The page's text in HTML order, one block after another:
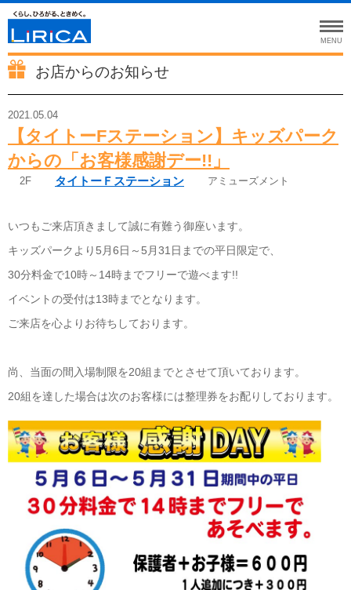
MENU
お店からのお知らせ
2021.05.04
【タイトーFステーション】キッズパーク
からの「お客様感謝デー!!」
2F タイトーＦステーション アミューズメント
いつもご来店頂きまして誠に有難う御座います。
キッズパークより5月6日～5月31日までの平日限定で、
30分料金で10時～14時までフリーで遊べます!!
イベントの受付は13時までとなります。
ご来店を心よりお待ちしております。
尚、当面の間入場制限を20組までとさせて頂いております。
20組を達した場合は次のお客様には整理券をお配りしております。